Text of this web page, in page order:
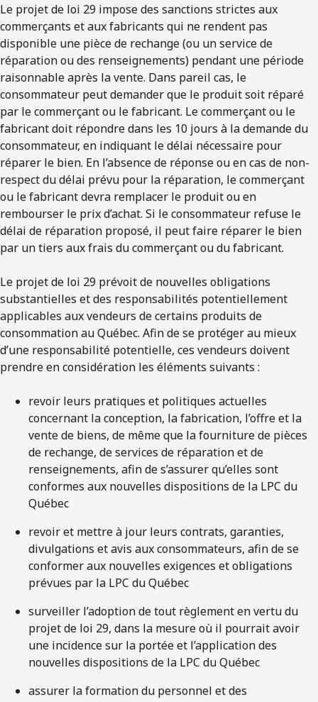
Le projet de loi 29 impose des sanctions strictes aux
commerçants et aux fabricants qui ne rendent pas
disponible une pièce de rechange (ou un service de
réparation ou des renseignements) pendant une période
raisonnable après la vente. Dans pareil cas, le
consommateur peut demander que le produit soit réparé
par le commerçant ou le fabricant. Le commerçant ou le
fabricant doit répondre dans les 10 jours à la demande du
consommateur, en indiquant le délai nécessaire pour
réparer le bien. En l’absence de réponse ou en cas de non-
respect du délai prévu pour la réparation, le commerçant
ou le fabricant devra remplacer le produit ou en
rembourser le prix d’achat. Si le consommateur refuse le
délai de réparation proposé, il peut faire réparer le bien
par un tiers aux frais du commerçant ou du fabricant.
Le projet de loi 29 prévoit de nouvelles obligations
substantielles et des responsabilités potentiellement
applicables aux vendeurs de certains produits de
consommation au Québec. Afin de se protéger au mieux
d’une responsabilité potentielle, ces vendeurs doivent
prendre en considération les éléments suivants :
revoir leurs pratiques et politiques actuelles
concernant la conception, la fabrication, l’offre et la
vente de biens, de même que la fourniture de pièces
de rechange, de services de réparation et de
renseignements, afin de s’assurer qu’elles sont
conformes aux nouvelles dispositions de la LPC du
Québec
revoir et mettre à jour leurs contrats, garanties,
divulgations et avis aux consommateurs, afin de se
conformer aux nouvelles exigences et obligations
prévues par la LPC du Québec
surveiller l’adoption de tout règlement en vertu du
projet de loi 29, dans la mesure où il pourrait avoir
une incidence sur la portée et l’application des
nouvelles dispositions de la LPC du Québec
assurer la formation du personnel et des